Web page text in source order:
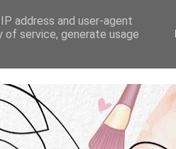
address and user-agent
of service, generate usage